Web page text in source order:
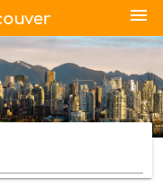
menu